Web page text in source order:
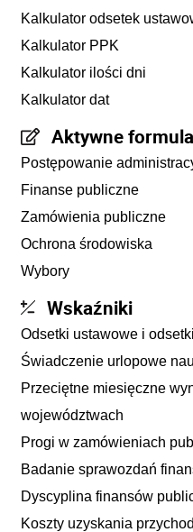
Kalkulator odsetek
Kalkulator PPK
Kalkulator ilości dni
Kalkulator dat
Aktywne
Postępowanie
Finanse publiczne
Zamówienia publiczne
Ochrona środowiska
Wybory
Wskaźniki
Odsetki ustawowe i
Świadczenie urlopowe
Przeciętne miesięczne
województwach
Progi w zamówieniach
Badanie sprawozdań
Dyscyplina finansów
Koszty uzyskania